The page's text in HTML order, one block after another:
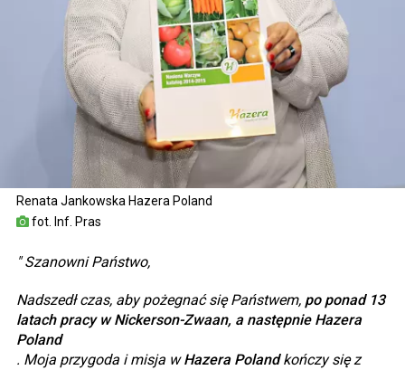
Renata Jankowska Hazera Poland
fot. Inf. Pras
" Szanowni Państwo,
Nadszedł czas, aby pożegnać się Państwem, po ponad 13
latach pracy w Nickerson-Zwaan, a następnie Hazera
Poland
. Moja przygoda i misja wHazera Polandkończy się z